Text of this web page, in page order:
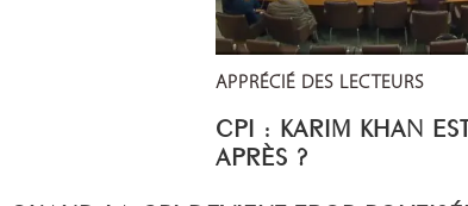
APPRÉCIÉ DES LECTEURS
CPI : KARIM KHAN
APRÈS ?